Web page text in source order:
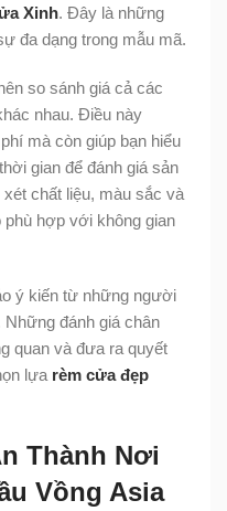
Xinh. Đây là những
đa dạng trong mẫu mã.
so sánh giá cả các
nhau. Điều này
mà còn giúp bạn hiểu
gian để đánh giá sản
chất liệu, màu sắc và
phù hợp với không gian
ý kiến từ những người
đánh giá chân
quan và đưa ra quyết
lựa rèm cửa đẹp
Thành Nơi
Vồng Asia